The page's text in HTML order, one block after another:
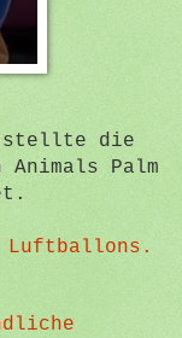
stellte die
Palm
Luftballons.